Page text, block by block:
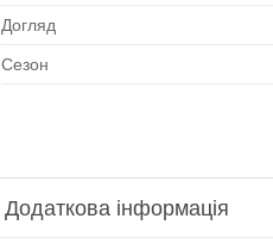
Догляд
Сезон
Додаткова інформація